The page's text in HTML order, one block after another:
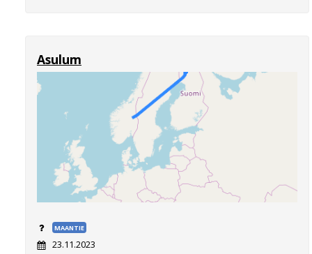
Asulum
MAANTIE
23.11.2023